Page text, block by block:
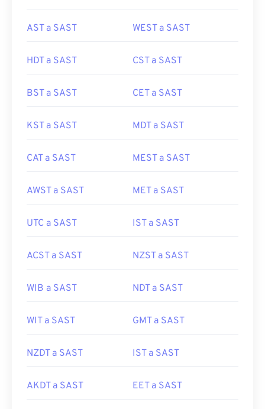
AST a SAST WEST a SAST
HDT a SAST CST a SAST
BST a SAST CET a SAST
KST a SAST MDT a SAST
CAT a SAST MEST a SAST
AWST a SAST MET a SAST
UTC a SAST IST a SAST
ACST a SAST NZST a SAST
WIB a SAST NDT a SAST
WIT a SAST GMT a SAST
NZDT a SAST IST a SAST
AKDT a SAST EET a SAST